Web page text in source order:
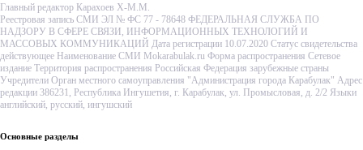
Главный редактор Карахоев Х-М.М.
Реестровая запись СМИ ЭЛ № ФС 77 - 78648 ФЕДЕРАЛЬНАЯ СЛУЖБА ПО
НАДЗОРУ В СФЕРЕ СВЯЗИ, ИНФОРМАЦИОННЫХ ТЕХНОЛОГИЙ И
МАССОВЫХ КОММУНИКАЦИЙ Дата регистрации 10.07.2020 Статус свидетельства
действующее Наименование СМИ Mokarabulak.ru Форма распространения Сетевое
издание Территория распространения Российская Федерация зарубежные страны
Учредители Орган местного самоуправления "Администрация города Карабулак" Адрес
редакции 386231, Республика Ингушетия, г. Карабулак, ул. Промысловая, д. 2/2 Языки
английский, русский, ингушский
Основные разделы